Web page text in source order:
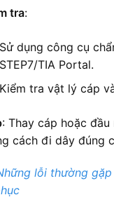
tra:
Sử dụng công cụ
STEP7/TIA Portal.
Kiểm tra vật lý cáp
: Thay cáp hoặc đầu
cách đi dây đúng
lỗi thường gặp